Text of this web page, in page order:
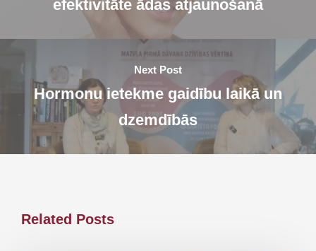
efektivitāte ādas atjaunošanā
Next Post
Hormonu ietekme gaidību laikā un
dzemdībās
Related Posts